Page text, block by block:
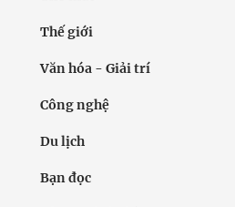
Thế giới
Văn hóa - Giải trí
Công nghệ
Du lịch
Bạn đọc